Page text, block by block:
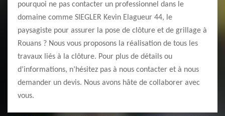
pourquoi ne pas contacter un professionnel dans le
domaine comme SIEGLER Kevin Elagueur 44, le
paysagiste pour assurer la pose de clôture et de grillage à
Rouans ? Nous vous proposons la réalisation de tous les
travaux liés à la clôture. Pour plus de détails ou
d’informations, n’hésitez pas à nous contacter et à nous
demander un devis. Nous avons hâte de collaborer avec
vous.